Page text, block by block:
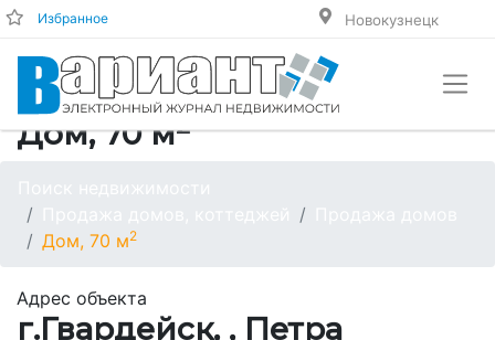
Избранное Новокузнецк
Дом, 70 м2
Дом, 70 м2
Адрес объекта
г.Гвардейск, , Петра